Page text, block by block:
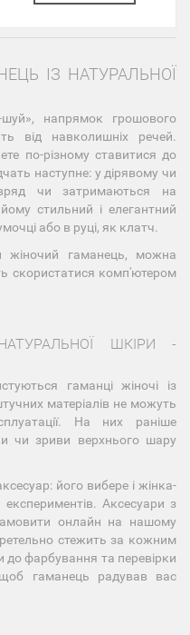
ІЗ НАТУРАЛЬНОЇ
напрямок грошового
від навколишніх речей.
по-різному ставитися до
наступне: у дірявому чи
чи затримаються на
стильний і елегантний
або в руці, як клатч.
жіночий гаманець, можна
скористатися комп'ютером
ШКІРИ -
гаманці жіночі із
матеріалів не можуть
На них раніше
чи зриви верхнього шару
його вибере і жінка-
Аксесуари з
онлайн на нашому
стежить за кожним
до фарбування та перевірки
гаманець радував вас